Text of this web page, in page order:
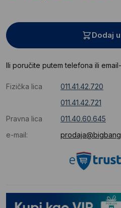
Dodaj
Ili poručite putem telefona ili
Fizička lica
011.41.42.720
011.41.42.721
Pravna lica
011.40.60.645
e-mail: